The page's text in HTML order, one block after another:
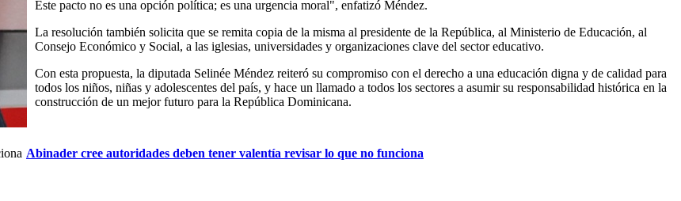
Este pacto no es una opción política; es una urgencia moral", enfatizó Méndez.
La resolución también solicita que se remita copia de la misma al presidente de la República, al Ministerio de Educación, al
Consejo Económico y Social, a las iglesias, universidades y organizaciones clave del sector educativo.
Con esta propuesta, la diputada Selinée Méndez reiteró su compromiso con el derecho a una educación digna y de calidad para
todos los niños, niñas y adolescentes del país, y hace un llamado a todos los sectores a asumir su responsabilidad histórica en la
construcción de un mejor futuro para la República Dominicana.
Abinader cree autoridades deben tener valentía revisar lo que no funciona